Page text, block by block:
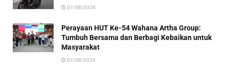
07/08/2026
Perayaan HUT Ke-54 Wahana Artha Group:
Tumbuh Bersama dan Berbagi Kebaikan untuk
Masyarakat
07/08/2026